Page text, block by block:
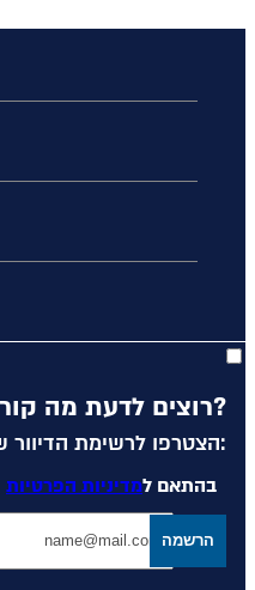
רוצים לדעת מה קורה לפני כולם?
הצטרפו לרשימת הדיוור שלנו:
בהתאם למדיניות הפרטיות
הרשמה